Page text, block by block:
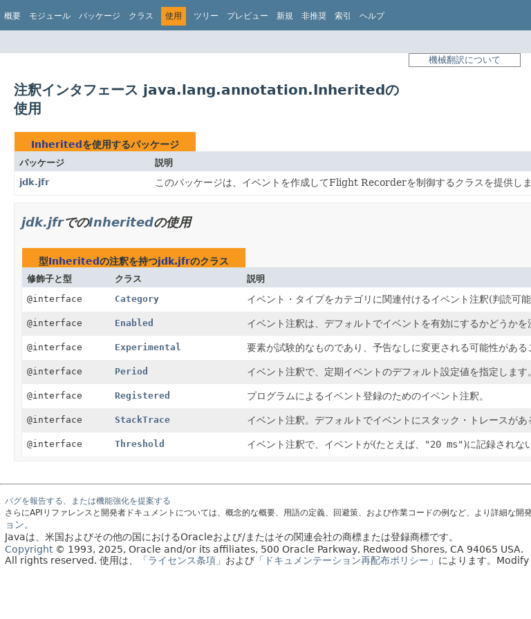
概要 モジュール パッケージ クラス 使用 ツリー プレビュー 新規 非推奨 索引 ヘルプ
機械翻訳について
注釈インタフェース java.lang.annotation.Inheritedの
使用
Inheritedを使用するパッケージ
パッケージ
説明
jdk.jfr
このパッケージは、イベントを作成してFlight Recorderを制御するクラスを提供しま
jdk.jfrでのInheritedの使用
型Inheritedの注釈を持つjdk.jfrのクラス
修飾子と型 クラス
説明
@interface
Category イベント・タイプをカテゴリに関連付けるイベント注釈(判読可能
@interface Enabled イベント注釈は、デフォルトでイベントを有効にするかどうかを
@interface Experimental 要素が試験的なものであり、予告なしに変更される可能性がある
@interface Period イベント注釈で、定期イベントのデフォルト設定値を指定します。
@interface Registered プログラムによるイベント登録のためのイベント注釈。
@interface StackTrace イベント注釈。デフォルトでイベントにスタック・トレースがあ
@interface Threshold イベント注釈で、イベントが(たとえば、 "20 ms")に記録されな
バグを報告する、または機能強化を提案する
さらにAPIリファレンスと開発者ドキュメントについては、概念的な概要、用語の定義、回避策、および作業コードの例など、より詳細な開
ョン。
Javaは、米国およびその他の国におけるOracleおよび/またはその関連会社の商標または登録商標です。
Copyright© 1993, 2025, Oracle and/or its affiliates, 500 Oracle Parkway, Redwood Shores, CA 94065 USA.
All rights reserved. 使用は、 「ライセンス条項」 および 「ドキュメンテーション再配布ポリシー」 によります。 Modify